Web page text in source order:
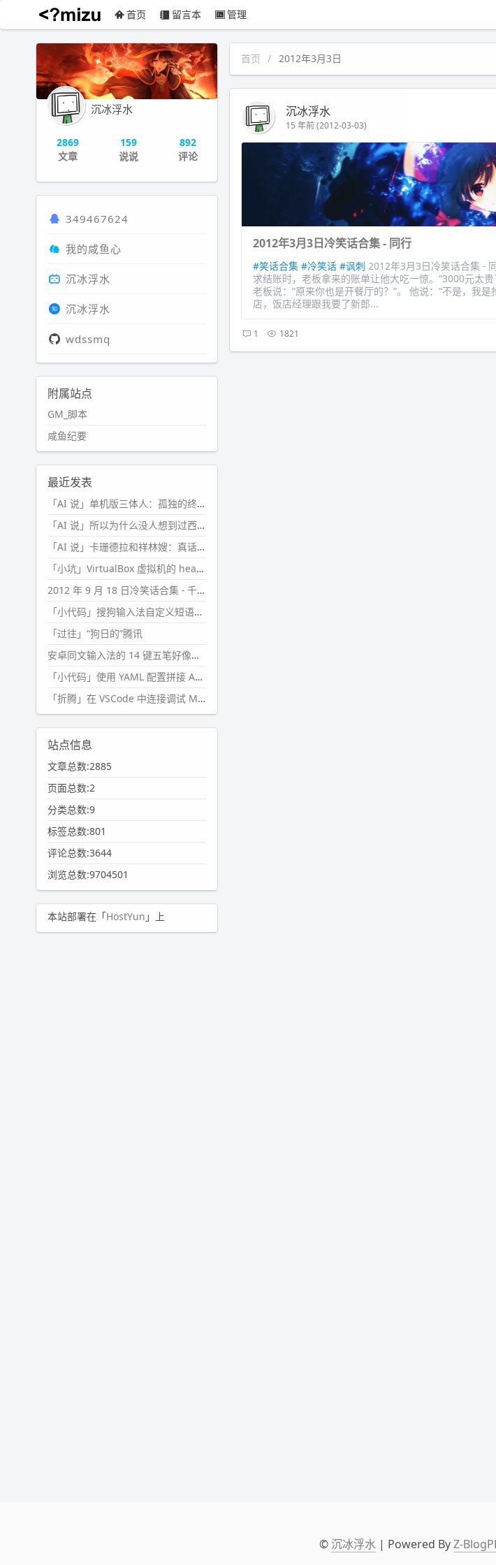
沉冰浮水 首页 留言本 管理
首页 2012年3月3日
沉冰浮水
15 年前 (2012-03-03)
2012年3月3日冷笑话合集 - 同行
#笑话合集 #冷笑话 #讽刺 2012年3月3日冷笑话合集 -
求结账时，老板拿来的账单让他大吃一惊。“3000元太
老板说：“原来你也是开餐厅的？”。 他说：“不是，我
店，饭店经理跟我要了新郎...
1 1821
沉冰浮水
2869
文章
159
说说
892
评论
349467624
我的咸鱼心
沉冰浮水
沉冰浮水
wdssmq
附属站点
GM_脚本
咸鱼纪要
最近发表
「AI 说」单机版三体人：孤独的终极形态
「AI 说」所以为什么没人想到过西西弗斯的膝盖状态？
「AI 说」卡珊德拉和祥林嫂：真话者的悲剧
「小坑」VirtualBox 虚拟机的 headless 启动方式
2012 年 9 月 18 日冷笑话合集 - 千万别惹女人
「小代码」搜狗输入法自定义短语分片管理「Python」
「过往」“狗日的”腾讯
安卓同文输入法的 14 键五笔好像终于能用了?
「小代码」使用 YAML 配置拼接 AI 提示词，随机及条件语句
「折腾」在 VSCode 中连接调试 Microsoft Edge
站点信息
文章总数:2885
页面总数:2
分类总数:9
标签总数:801
评论总数:3644
浏览总数:9704501
本站部署在「HostYun 」上
© 沉冰浮水| Powered ByZ-